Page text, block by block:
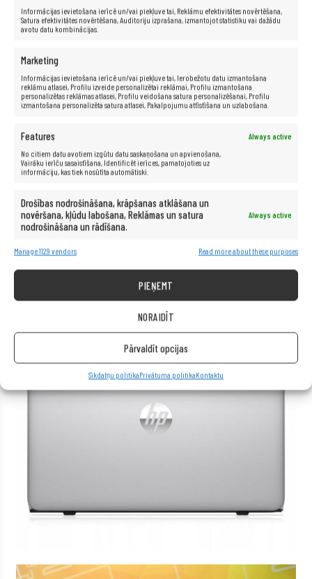
Informācijas ievietošana ierīcē un/vai piekļuve tai, Reklāmu efektivitātes novērtēšana,
Satura efektivitātes novērtēšana, Auditoriju izprašana, izmantojot statistiku vai dažādu
avotu datu kombinācijas.
Marketing
Informācijas ievietošana ierīcē un/vai piekļuve tai, Ierobežotu datu izmantošana
reklāmu atlasei, Profilu izveide personalizētai reklāmai, Profilu izmantošana
personalizētas reklāmas atlasei, Profilu veidošana satura personalizēšanai, Profilu
izmantošana personalizēta satura atlasei, Pakalpojumu attīstīšana un uzlabošana.
Features
Always active
No citiem datu avotiem izgūtu datu saskaņošana un apvienošana,
Vairāku ierīču sasaistīšana, Identificēt ierīces, pamatojoties uz
informāciju, kas tiek nosūtīta automātiski.
Drošības nodrošināšana, krāpšanas atklāšana un
novēršana, kļūdu labošana, Reklāmas un satura
nodrošināšana un rādīšana.
Always active
Manage 1129 vendors Read more about these purposes
PIEŅEMT
NORAIDĪT
Pārvaldīt opcijas
Sīkdatņu politikaPrivātuma politikaKontaktu
Grafikas karte:Intel HD Graphics 520
Skaņas karte:16 bitu, DTS Studio Sound stereo skaļruņi
Porti:DisplayPort, USB 2.0, USB 3.0, USB 3.1, C tipa USB,
RJ-45, 3,5 mm miniligzda (audio)
Svars:apmēram 1,7 kg
Tastatūra:
QWERTY + iekļautas latviešu klaviatūras uzlīmes.
Operētājsistēma:Windows 10 Pro
Papildinformācija:iekļauts strāvas adapteris